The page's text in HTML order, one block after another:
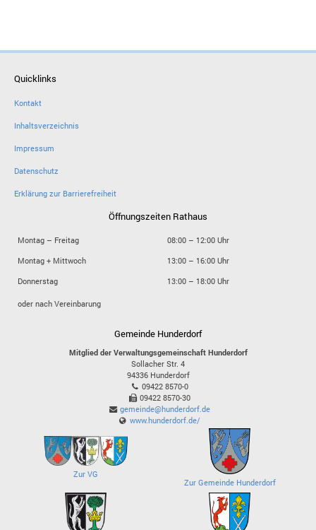
Quicklinks
Kontakt
Inhaltsverzeichnis
Impressum
Datenschutz
Erklärung zur Barrierefreiheit
Öffnungszeiten Rathaus
Montag – Freitag
08:00 – 12:00 Uhr
Montag + Mittwoch
13:00 – 16:00 Uhr
Donnerstag
13:00 – 18:00 Uhr
oder nach Vereinbarung
Gemeinde Hunderdorf
Mitglied der Verwaltungsgemeinschaft Hunderdorf
Sollacher Str. 4
94336 Hunderdorf
09422 8570-0
09422 8570-30
gemeinde@hunderdorf.de
www.hunderdorf.de/
Zur VG
Zur Gemeinde Hunderdorf